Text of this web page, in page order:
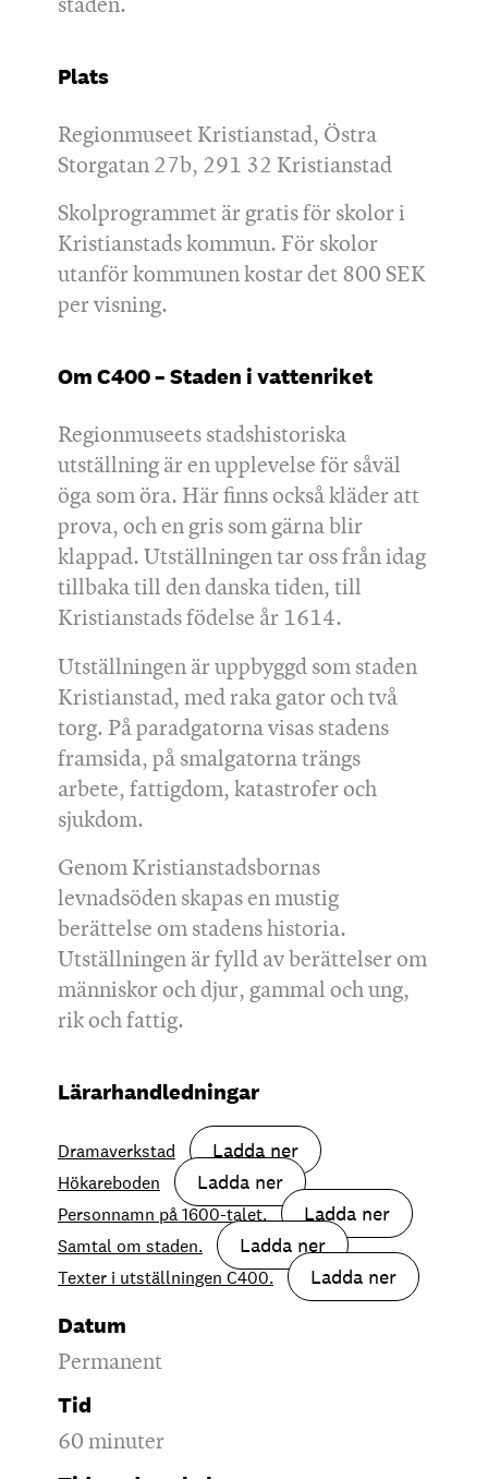
Plats
Regionmuseet Kristianstad, Östra
Storgatan 27b, 291 32 Kristianstad
Skolprogrammet är gratis för skolor i
Kristianstads kommun. För skolor
utanför kommunen kostar det 800 SEK
per visning.
Om C400 – Staden i vattenriket
Regionmuseets stadshistoriska
utställning är en upplevelse för såväl
öga som öra. Här finns också kläder att
prova, och en gris som gärna blir
klappad. Utställningen tar oss från idag
tillbaka till den danska tiden, till
Kristianstads födelse år 1614.
Utställningen är uppbyggd som staden
Kristianstad, med raka gator och två
torg. På paradgatorna visas stadens
framsida, på smalgatorna trängs
arbete, fattigdom, katastrofer och
sjukdom.
Genom Kristianstadsbornas
levnadsöden skapas en mustig
berättelse om stadens historia.
Utställningen är fylld av berättelser om
människor och djur, gammal och ung,
rik och fattig.
Lärarhandledningar
Dramaverkstad Ladda ner
Hökareboden Ladda ner
Personnamn på 1600-talet. Ladda ner
Samtal om staden. Ladda ner
Texter i utställningen C400. Ladda ner
Datum
Permanent
Tid
60 minuter